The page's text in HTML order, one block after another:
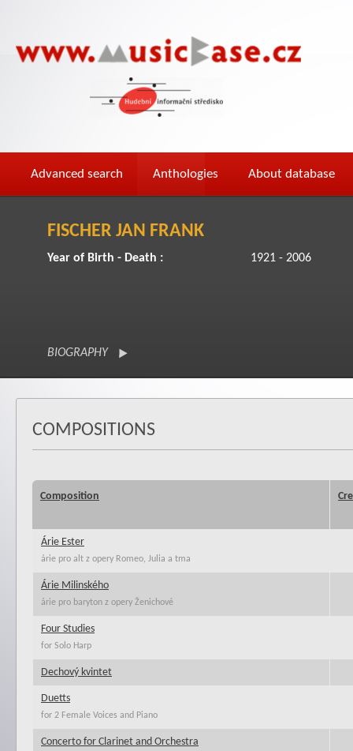
Advanced search Anthologies About database
FISCHER JAN FRANK
Year of Birth - Death : 1921 - 2006
BIOGRAPHY
COMPOSITIONS
Composition
Árie Ester
árie pro alt z opery Romeo, Julia a tma
Árie Milinského
árie pro baryton z opery Ženichové
Four Studies
for Solo Harp
Dechový kvintet
Duetts
for 2 Female Voices and Piano
Concerto for Clarinet and Orchestra